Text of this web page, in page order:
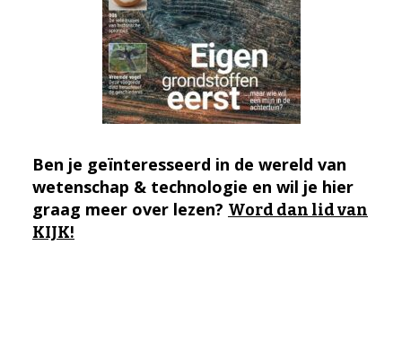
Ben je geïnteresseerd in de wereld van
wetenschap & technologie en wil je hier
graag meer over lezen? Word dan lid van
KIJK!